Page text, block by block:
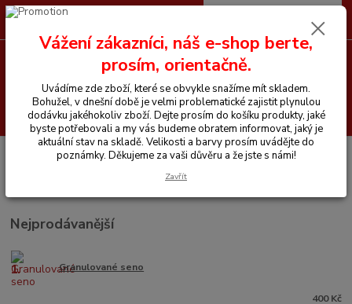
Hledat
+420 605 255 500 0 Kč
Vitamíny a krmiva pro koně Ostatní
Nejprodávanější
1. Granulované seno
400 Kč
Vážení zákazníci, náš e-shop berte,
prosím, orientačně.
Uvádíme zde zboží, které se obvykle snažíme mít skladem.
Bohužel, v dnešní době je velmi problematické zajistit plynulou
dodávku jakéhokoliv zboží. Dejte prosím do košíku produkty, jaké
byste potřebovali a my vás budeme obratem informovat, jaký je
aktuální stav na skladě. Velikosti a barvy prosím uvádějte do
poznámky. Děkujeme za vaši důvěru a že jste s námi!
Zavřít